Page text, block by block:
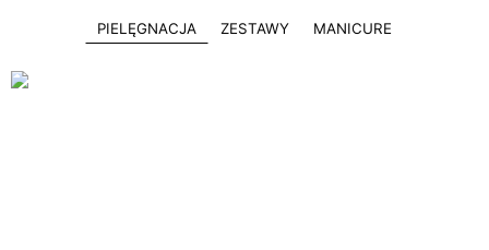
PIELĘGNACJA ZESTAWY MANICURE